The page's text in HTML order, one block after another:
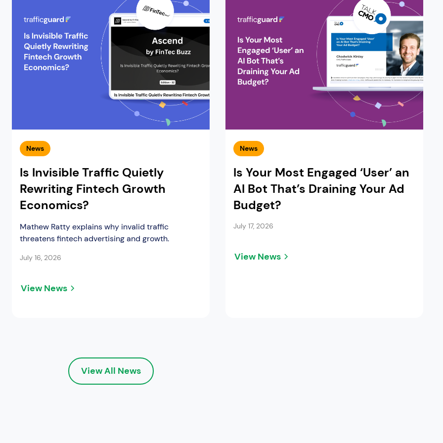
News
Is Invisible Traffic Quietly
Rewriting Fintech Growth
Economics?
Mathew Ratty explains why invalid traffic
threatens fintech advertising and growth.
July 16, 2026
View News
News
Is Your Most Engaged ‘User’ an
AI Bot That’s Draining Your Ad
Budget?
July 17, 2026
View News
View All News